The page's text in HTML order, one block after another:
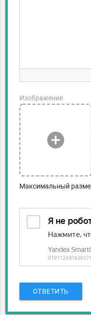
add_circle
Изображение
Максимальный
ОТВЕТИТЬ